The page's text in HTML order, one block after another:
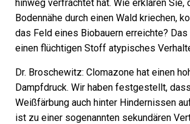
hinweg verfrachtet hat. Wie erklären Sie,
Bodennähe durch einen Wald kriechen,
das Feld eines Biobauern erreichte?
einen flüchtigen Stoff atypisches
Dr. Broschewitz: Clomazone hat einen
Dampfdruck. Wir haben festgestellt,
Weißfärbung auch hinter Hindernissen
ist zu einer sogenannten sekundären